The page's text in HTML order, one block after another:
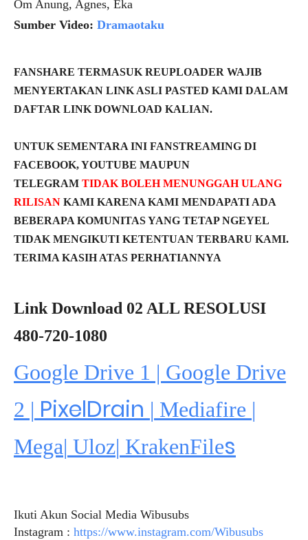
Om Anung, Agnes, Eka
Sumber Video: Dramaotaku
FANSHARE TERMASUK REUPLOADER WAJIB
MENYERTAKAN LINK ASLI PASTED KAMI DALAM
DAFTAR LINK DOWNLOAD KALIAN.
UNTUK SEMENTARA INI FANSTREAMING DI
FACEBOOK, YOUTUBE MAUPUN
TELEGRAM TIDAK BOLEH MENUNGGAH ULANG
RILISAN KAMI KARENA KAMI MENDAPATI ADA
BEBERAPA KOMUNITAS YANG TETAP NGEYEL
TIDAK MENGIKUTI KETENTUAN TERBARU KAMI.
TERIMA KASIH ATAS PERHATIANNYA
Link Download 02 ALL RESOLUSI
480-720-1080
Google Drive 1 | Google Drive
2 | PixelDrain | Mediafire |
Mega| Uloz| KrakenFiles
Ikuti Akun Social Media Wibusubs
Instagram : https://www.instagram.com/Wibusubs